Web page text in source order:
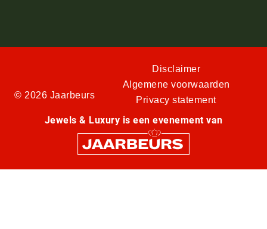
© 2026 Jaarbeurs
Disclaimer
Algemene voorwaarden
Privacy statement
Jewels & Luxury is een evenement van